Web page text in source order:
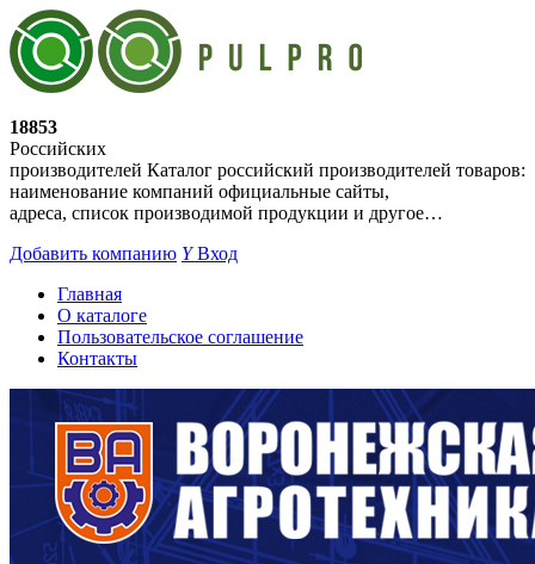
18853
Российских
производителей Каталог российский производителей товаров:
наименование компаний официальные сайты,
адреса, список производимой продукции и другое…
Добавить компанию YВход
Главная
О каталоге
Пользовательское соглашение
Контакты